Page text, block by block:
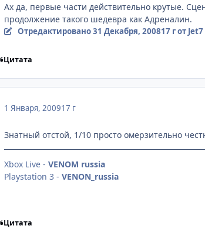
Ах да, первые части действительно крутые.
продолжение такого шедевра как Адреналин.
Отредактировано31 Декабря, 200817 гот Jet7
Цитата
1 Января, 200917 г
Знатный отстой, 1/10 просто омерзительно
Xbox Live - VENOM russia
Playstation 3 - VENON_russia
Цитата